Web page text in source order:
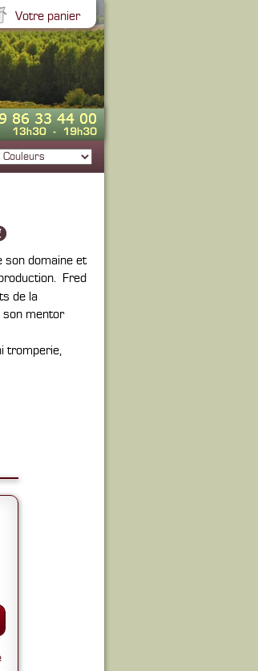
Votre panier
son domaine et
Fred
de la
son mentor
tromperie,